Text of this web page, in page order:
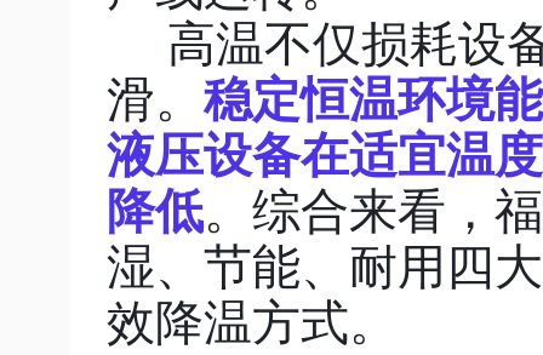
高温不仅损耗设
滑。 稳定恒温环境
液压设备在适宜温
降低。综合来看，
湿、节能、耐用四
效降温方式。